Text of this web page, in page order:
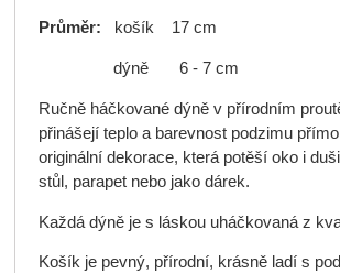
Průměr: košík 17 cm
dýně 6 - 7 cm
Ručně háčkované dýně v přírodním
přinášejí teplo a barevnost podzimu
originální dekorace, která potěší oko i
stůl, parapet nebo jako dárek.
Každá dýně je s láskou uháčkovaná z
Košík je pevný, přírodní, krásně ladí s